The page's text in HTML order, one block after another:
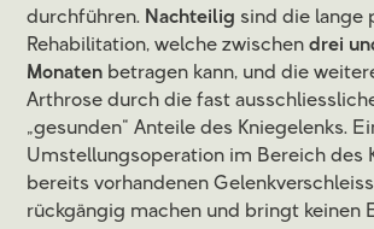
durchführen. Nachteilig sind die lange
Rehabilitation, welche zwischendrei
Monaten betragen kann, und die
Arthrose durch die fast
„gesunden“ Anteile des Kniegelenks.
Umstellungsoperation im Bereich des
bereits vorhandenen
rückgängig machen und bringt keinen